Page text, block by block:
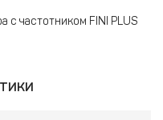
с частотником FINI PLUS